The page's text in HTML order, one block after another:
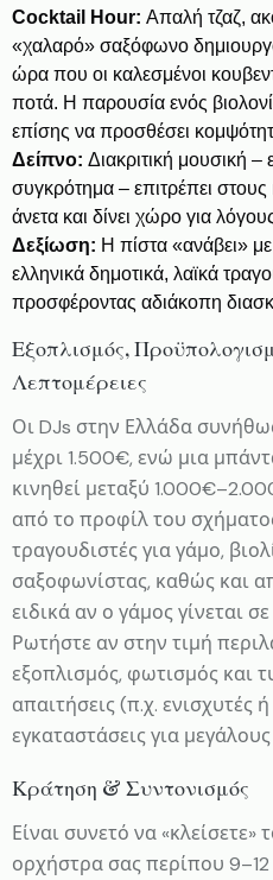
Cocktail Hour: Απαλή τζαζ,
«χαλαρό» σαξόφωνο
ώρα που οι καλεσμένοι
ποτά. Η παρουσία ενός
επίσης να προσθέσει
Δείπνο: Διακριτική μουσική –
συγκρότημα – επιτρέπει
άνετα και δίνει χώρο για
Δεξίωση: Η πίστα «ανάβει»
ελληνικά δημοτικά, λαϊκά
προσφέροντας αδιάκοπη
Εξοπλισμός,
Λεπτομέρειες
Οι DJs στην Ελλάδα
μέχρι 1.500€, ενώ μια
κινηθεί μεταξύ
από το προφίλ του
τραγουδιστές για γάμο,
σαξοφωνίστας, καθώς και
ειδικά αν ο γάμος γίνεται
Ρωτήστε αν στην τιμή
εξοπλισμός, φωτισμός και
απαιτήσεις (π.χ. ενισχυτές
εγκαταστάσεις για
Κράτηση & Συντονισμός
Είναι συνετό να «κλείσετε»
ορχήστρα σας περίπου 9–12